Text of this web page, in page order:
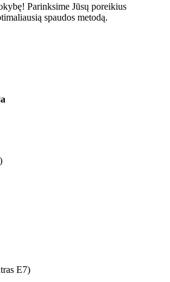
Parinksime Jūsų poreikius
spaudos metodą.
E7)